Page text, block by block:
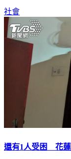
社會
還有1人受困 花蓮